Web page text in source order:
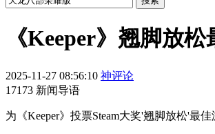
《Keeper》翘脚放
2025-11-27 08:56:10 神评论
17173 新闻导语
为《Keeper》投票Steam大奖'翘脚放松'最